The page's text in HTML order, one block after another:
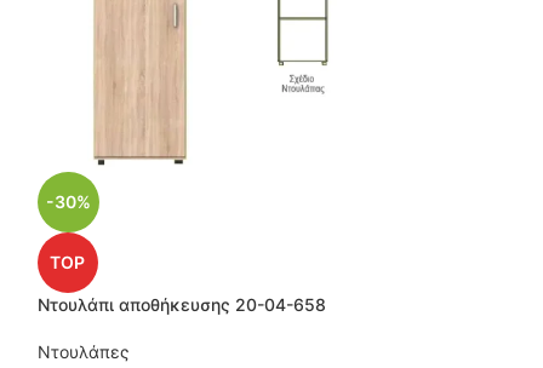
-30%
TOP
Ντουλάπι αποθήκευσης 20-04-658
Ντουλάπες